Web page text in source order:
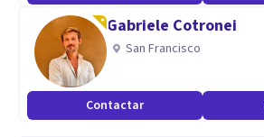
Gabriele Cotronei
San Francisco
Contactar